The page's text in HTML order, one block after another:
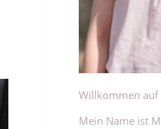
Willkommen auf
Mein Name ist